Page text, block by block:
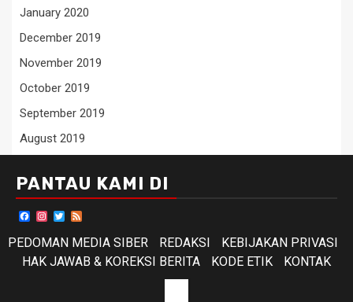
January 2020
December 2019
November 2019
October 2019
September 2019
August 2019
PANTAU KAMI DI
Facebook
Instagram
Twitter
PEDOMAN MEDIA SIBER
REDAKSI
KEBIJAKAN PRIVASI
HAK JAWAB & KOREKSI BERITA
KODE ETIK KONTAK